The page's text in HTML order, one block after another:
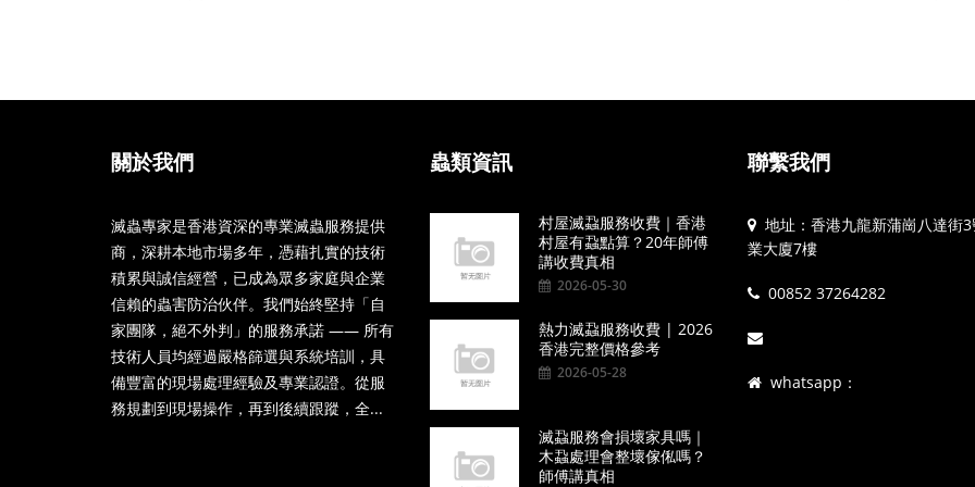
關於我們
滅蟲專家是香港資深的專業滅蟲服務提供
商，深耕本地市場多年，憑藉扎實的技術
積累與誠信經營，已成為眾多家庭與企業
信賴的蟲害防治伙伴。我們始終堅持「自
家團隊，絕不外判」的服務承諾 —— 所有
技術人員均經過嚴格篩選與系統培訓，具
備豐富的現場處理經驗及專業認證。從服
務規劃到現場操作，再到後續跟蹤，全...
蟲類資訊
村屋滅蝨服務收費｜香港
村屋有蝨點算？20年師傅
講收費真相
2026-05-30
熱力滅蝨服務收費 | 2026
香港完整價格參考
2026-05-28
滅蝨服務會損壞家具嗎｜
木蝨處理會整壞傢俬嗎？
師傅講真相
聯繫我們
地址：香港九龍新蒲崗八達街
業大廈7樓
00852 37264282
whatsapp：